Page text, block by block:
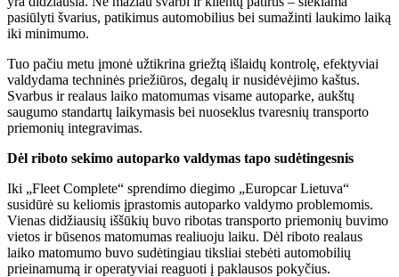
pasiūlyti švarius, patikimus automobilius bei sumažinti laukimo laiką
iki minimumo.
Tuo pačiu metu įmonė užtikrina griežtą išlaidų kontrolę, efektyviai
valdydama techninės priežiūros, degalų ir nusidėvėjimo kaštus.
Svarbus ir realaus laiko matomumas visame autoparke, aukštų
saugumo standartų laikymasis bei nuoseklus tvaresnių transporto
priemonių integravimas.
Dėl riboto sekimo autoparko valdymas tapo sudėtingesnis
Iki „Fleet Complete“ sprendimo diegimo „Europcar Lietuva“
susidūrė su keliomis įprastomis autoparko valdymo problemomis.
Vienas didžiausių iššūkių buvo ribotas transporto priemonių buvimo
vietos ir būsenos matomumas realiuoju laiku. Dėl riboto realaus
laiko matomumo buvo sudėtingiau tiksliai stebėti automobilių
prieinamumą ir operatyviai reaguoti į paklausos pokyčius.